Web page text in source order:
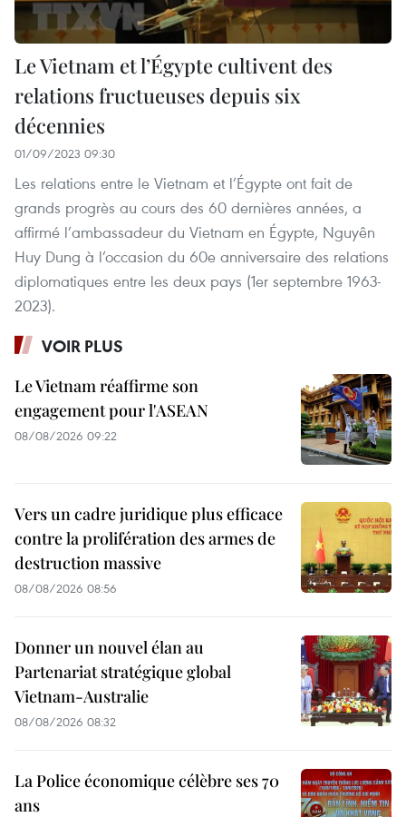
Le Vietnam et l’Égypte cultivent des
relations fructueuses depuis six
décennies
01/09/2023 09:30
Les relations entre le Vietnam et l’Égypte ont fait de
grands progrès au cours des 60 dernières années, a
affirmé l’ambassadeur du Vietnam en Égypte, Nguyên
Huy Dung à l’occasion du 60e anniversaire des relations
diplomatiques entre les deux pays (1er septembre 1963-
2023).
VOIR PLUS
Le Vietnam réaffirme son
engagement pour l'ASEAN
08/08/2026 09:22
Vers un cadre juridique plus efficace
contre la prolifération des armes de
destruction massive
08/08/2026 08:56
Donner un nouvel élan au
Partenariat stratégique global
Vietnam-Australie
08/08/2026 08:32
La Police économique célèbre ses 70
ans